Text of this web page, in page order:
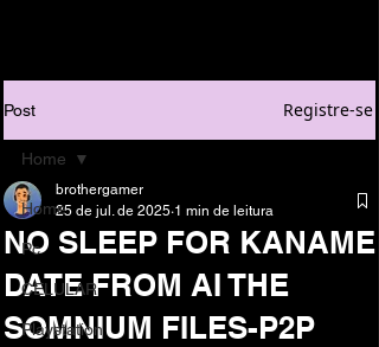
Post Registre-se
Home
Pc
CELULAR
Playstation
Home
NO SLEEP FOR KANAME
DATE FROM AI THE
SOMNIUM FILES-P2P
brothergamer
25 de jul. de 2025 1 min de leitura